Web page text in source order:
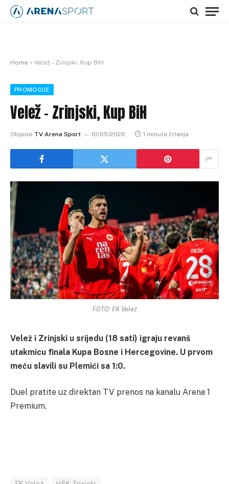
Home » Velež – Zrinjski, Kup BiH
PROMOCIJE
Velež – Zrinjski, Kup BiH
Objavio TV Arena Sport 10/05/2026 1 minuta čitanja
FOTO: FK Velež
Velež i Zrinjski u srijedu (18 sati) igraju revanš
utakmicu finala Kupa Bosne i Hercegovine. U prvom
meču slavili su Plemići sa 1:0.
Duel pratite uz direktan TV prenos na kanalu Arena 1
Premium.